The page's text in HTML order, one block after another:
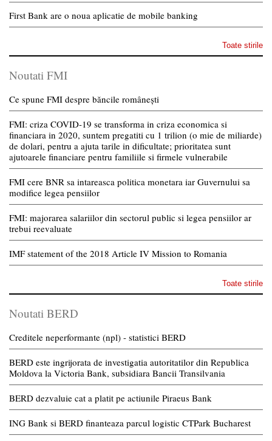
First Bank are o noua aplicatie de mobile banking
Toate stirile
Noutati FMI
Ce spune FMI despre băncile românești
FMI: criza COVID-19 se transforma in criza economica si
financiara in 2020, suntem pregatiti cu 1 trilion (o mie de miliarde)
de dolari, pentru a ajuta tarile in dificultate; prioritatea sunt
ajutoarele financiare pentru familiile si firmele vulnerabile
FMI cere BNR sa intareasca politica monetara iar Guvernului sa
modifice legea pensiilor
FMI: majorarea salariilor din sectorul public si legea pensiilor ar
trebui reevaluate
IMF statement of the 2018 Article IV Mission to Romania
Toate stirile
Noutati BERD
Creditele neperformante (npl) - statistici BERD
BERD este ingrijorata de investigatia autoritatilor din Republica
Moldova la Victoria Bank, subsidiara Bancii Transilvania
BERD dezvaluie cat a platit pe actiunile Piraeus Bank
ING Bank si BERD finanteaza parcul logistic CTPark Bucharest